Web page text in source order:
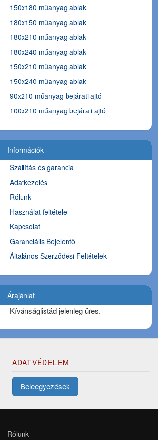
150x180 műanyag ablak
180x150 műanyag ablak
180x210 műanyag ablak
180x240 műanyag ablak
150x210 műanyag ablak
150x240 műanyag ablak
90x210 műanyag bejárati ajtó
100x210 műanyag bejárati ajtó
Információk
Szállítás és garancia
Adatkezelés
Rólunk
Használat feltételei
Kapcsolat
Garanciális Bejelentő
Általános Szerződési Feltételek
Árajánlat
Kívánságlistád jelenleg üres.
ADATVÉDELEM
Beleegyezések
Rólunk